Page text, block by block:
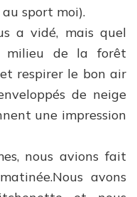
sport moi).
a vidé, mais quel
milieu de la forêt
respirer le bon air
de neige
une impression
nous avions fait
avons